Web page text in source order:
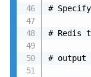
#
# Redis
# output